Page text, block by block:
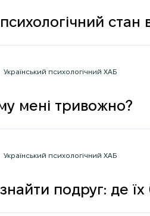
стан
мені тривожно?
Український психологічний ХАБ
подруг: де
Український психологічний ХАБ